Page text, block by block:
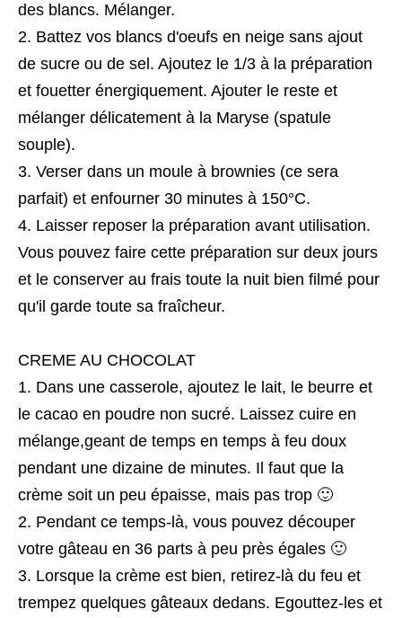
des blancs. Mélanger.
Battez vos blancs d'oeufs en neige sans ajout
de sucre ou de sel. Ajoutez le 1/3 à la préparation
et fouetter énergiquement. Ajouter le reste et
mélanger délicatement à la Maryse (spatule
souple).
Verser dans un moule à brownies (ce sera
parfait) et enfourner 30 minutes à 150°C.
Laisser reposer la préparation avant utilisation.
Vous pouvez faire cette préparation sur deux jours
et le conserver au frais toute la nuit bien filmé pour
qu'il garde toute sa fraîcheur.
CREME AU CHOCOLAT
Dans une casserole, ajoutez le lait, le beurre et
le cacao en poudre non sucré. Laissez cuire en
mélange,geant de temps en temps à feu doux
pendant une dizaine de minutes. Il faut que la
crème soit un peu épaisse, mais pas trop 🙂
Pendant ce temps-là, vous pouvez découper
votre gâteau en 36 parts à peu près égales 🙂
Lorsque la crème est bien, retirez-là du feu et
trempez quelques gâteaux dedans. Egouttez-les et